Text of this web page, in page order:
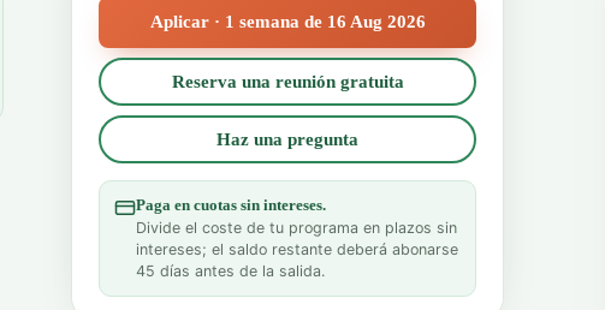
Aplicar · 1 semana de 16 Aug 2026
Reserva una reunión gratuita
Haz una pregunta
Paga en cuotas sin intereses.
Divide el coste de tu programa en plazos sin
intereses; el saldo restante deberá abonarse
45 días antes de la salida.